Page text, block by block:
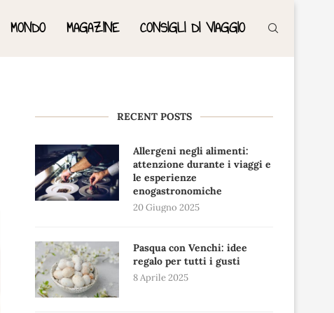
MONDO MAGAZINE CONSIGLI DI VIAGGIO
RECENT POSTS
Allergeni negli alimenti:
attenzione durante i viaggi e
le esperienze
enogastronomiche
20 Giugno 2025
Pasqua con Venchi: idee
regalo per tutti i gusti
8 Aprile 2025